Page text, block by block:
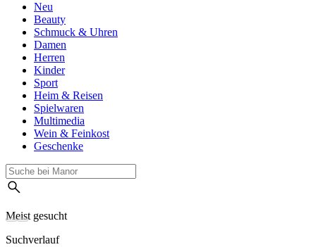
Neu
Beauty
Schmuck & Uhren
Damen
Herren
Kinder
Sport
Heim & Reisen
Spielwaren
Multimedia
Wein & Feinkost
Geschenke
Meist gesucht
Suchverlauf